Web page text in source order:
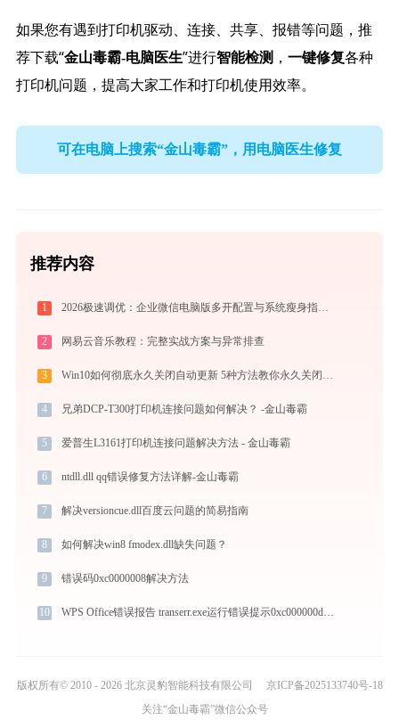
如果您有遇到打印机驱动、连接、共享、报错等问题，推
荐下载“金山毒霸-电脑医生”进行智能检测， 一键修复各种
打印机问题，提高大家工作和打印机使用效率。
可在电脑上搜索“金山毒霸”，用电脑医生修复
推荐内容
1 2026极速调优：企业微信电脑版多开配置与系统瘦身指南，拒绝流氓捆绑
2 网易云音乐教程：完整实战方案与异常排查
3 Win10如何彻底永久关闭自动更新 5种方法教你永久关闭win10自动更新
4 兄弟DCP-T300打印机连接问题如何解决？ -金山毒霸
5 爱普生L3161打印机连接问题解决方法 - 金山毒霸
6 ntdll.dll qq错误修复方法详解-金山毒霸
7 解决versioncue.dll百度云问题的简易指南
8 如何解决win8 fmodex.dll缺失问题？
9 错误码0xc0000008解决方法
10 WPS Office错误报告 transerr.exe运行错误提示0xc000000d的解决办法
版权所有© 2010 - 2026 北京灵豹智能科技有限公司
京ICP备2025133740号-18
关注“金山毒霸”微信公众号